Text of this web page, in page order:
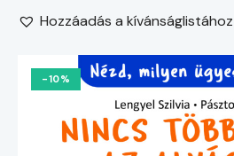
Hozzáadás a kívánságlistához
-10%